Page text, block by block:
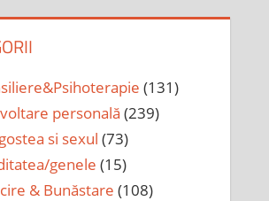
(131)
personală (239)
si sexul (73)
genele (15)
& Bunăstare (108)